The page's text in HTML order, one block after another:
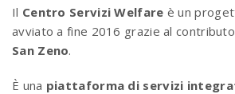
Il Centro Servizi Welfare è un
avviato a fine 2016 grazie al
San Zeno.
È una piattaforma di servizi